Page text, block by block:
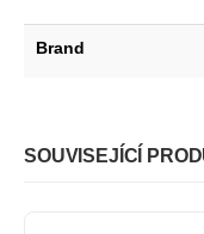
Brand
SOUVISEJÍCÍ